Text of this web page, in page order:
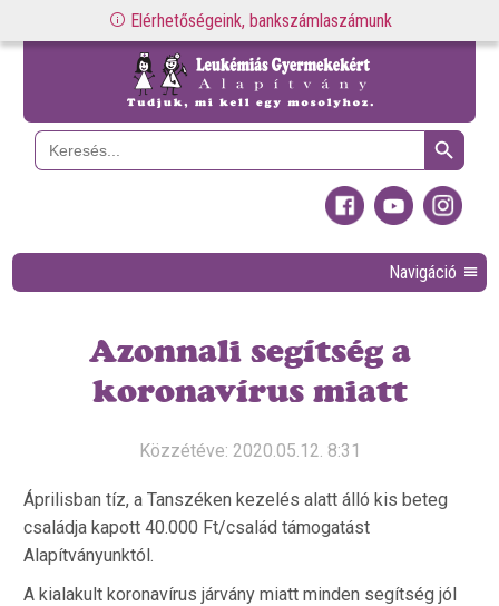
Elérhetőségeink, bankszámlaszámunk
Search
for:
Search Button
Navigáció
Azonnali segítség a
koronavírus miatt
Közzétéve: 2020.05.12. 8:31
Áprilisban tíz, a Tanszéken kezelés alatt álló kis beteg
családja kapott 40.000 Ft/család támogatást
Alapítványunktól.
A kialakult koronavírus járvány miatt minden segítség jól